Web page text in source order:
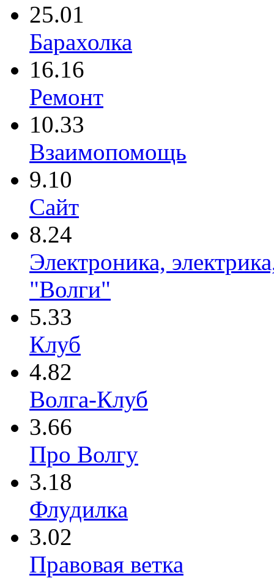
25.01
Барахолка
16.16
Ремонт
10.33
Взаимопомощь
9.10
Сайт
8.24
Электроника,
"Волги"
5.33
Клуб
4.82
Волга-Клуб
3.66
Про Волгу
3.18
Флудилка
3.02
Правовая ветка